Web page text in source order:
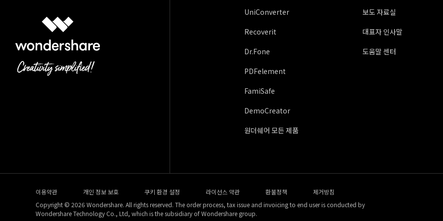
UniConverter
Recoverit
Dr.Fone
PDFelement
FamiSafe
DemoCreator
원더쉐어 모든 제품
보도 자료실
대표자 인사말
도움말 센터
이용약관 개인 정보 보호 쿠키 환경 설정 라이선스 약관 환불정책
제거방침
Copyright © 2026 Wondershare. All rights reserved. The order process, tax issue and invoicing to end user is conducted by
Wondershare Technology Co., Ltd, which is the subsidiary of Wondershare group.